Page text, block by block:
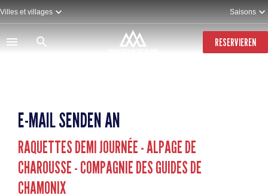
Direkt
zum
Inhalt
Villes et villages Saisons
RESERVIEREN
E-MAIL SENDEN AN
RAQUETTES DEMI JOURNÉE - ALPAGE DE
CHAROUSSE - COMPAGNIE DES GUIDES DE
CHAMONIX